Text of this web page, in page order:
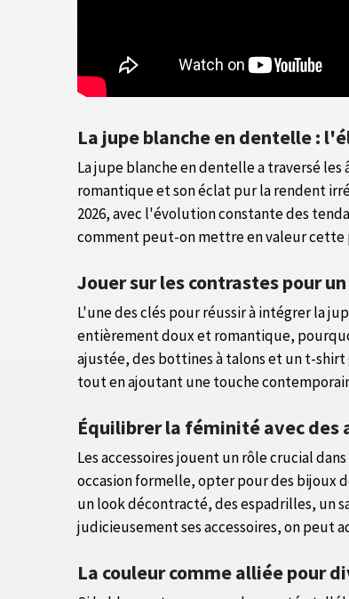
La jupe blanche en dentelle :
La jupe blanche en dentelle a traversé
romantique et son éclat pur la rendent
2026, avec l'évolution constante des
comment peut-on mettre en valeur cette
Jouer sur les contrastes pour
L'une des clés pour réussir à intégrer la
entièrement doux et romantique,
ajustée, des bottines à talons et un t-
tout en ajoutant une touche
Équilibrer la féminité avec des
Les accessoires jouent un rôle crucial
occasion formelle, opter pour des bijoux
un look décontracté, des espadrilles, un
judicieusement ses accessoires, on peut
La couleur comme alliée pour